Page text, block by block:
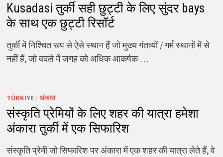
Kusadasi तुर्की सही छुट्टी के लिए सुंदर bays
के साथ एक छुट्टी रिसॉर्ट
तुर्की में निश्चित रूप से ऐसे स्थान हैं जो मुख्य गंतव्यों / गर्म स्थानों में से
नहीं हैं, जो बदले में जगह को अधिक आकर्षक …
TÜRKIYE/ अंकारा
संस्कृति प्रेमियों के लिए शहर की यात्रा हमेशा
अंकारा तुर्की में एक सिफारिश
संस्कृति प्रेमी जो सिफारिश पर अंकारा में एक शहर की यात्रा लेते हैं, वे